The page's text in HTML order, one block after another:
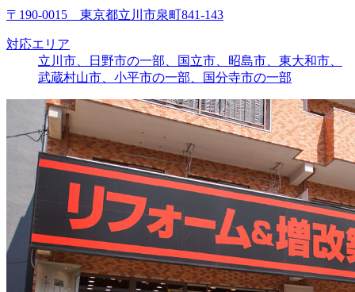
〒190-0015 東京都立川市泉町841-143
対応エリア
立川市、日野市の一部、国立市、昭島市、東大和市、
武蔵村山市、 小平市の一部 国分寺市の一部